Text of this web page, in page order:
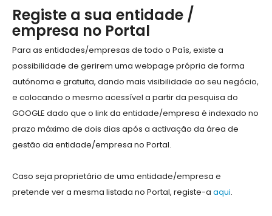
Registe a sua entidade /
empresa no Portal
Para as entidades/empresas de todo o País, existe a
possibilidade de gerirem uma webpage própria de forma
autónoma e gratuita, dando mais visibilidade ao seu negócio,
e colocando o mesmo acessível a partir da pesquisa do
GOOGLE dado que o link da entidade/empresa é indexado no
prazo máximo de dois dias após a activação da área de
gestão da entidade/empresa no Portal.
Caso seja proprietário de uma entidade/empresa e
pretende ver a mesma listada no Portal, registe-a aqui.